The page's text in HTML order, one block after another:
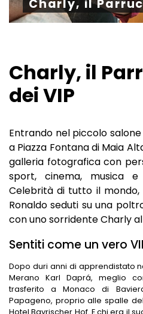
GIARDINI BOTANICI
MUSEI A MERANO
LE PASSEGGIATE
SHOPPING A MERANO
LUNGHE SERATE D'ESTATE
CANTINE A MERANO
HOTEL A TIROLO
HOTEL A LAGUNDO
HOTEL A LANA
Charly, il
Charly, il
dei VIP
Entrando nel piccolo
a Piazza Fontana di Maia
galleria fotografica con
sport, cinema, musica
Celebrità di tutto il mondo,
Ronaldo seduti su una
con uno sorridente Charly
Sentiti come un vero
Dopo duri anni di apprendistato
Merano Karl Daprá, meglio
trasferito a Monaco di
Papageno, proprio alle spalle